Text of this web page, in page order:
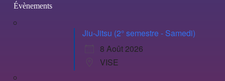
Évènements
Jiu-Jitsu (2° semestre - Samedi)
8 Août 2026
VISE